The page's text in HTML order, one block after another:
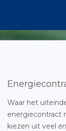
Waar het
energiecontract
kiezen uit veel